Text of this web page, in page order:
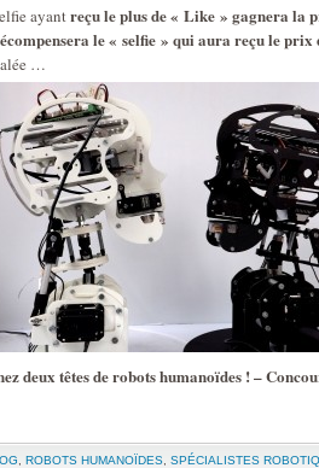
ayantreçu le plus de « Like » gagnera la
le « selfie » qui aura reçu le
…
deux têtes de robots humanoïdes ! –
ROBOTS HUMANOÏDES SPÉCIALISTES